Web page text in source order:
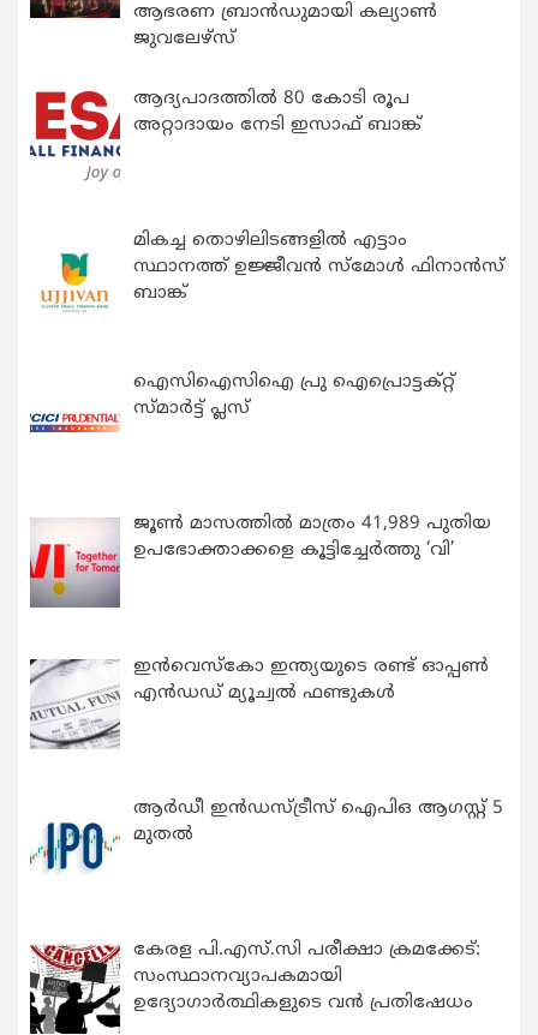
ആഭരണ ബ്രാന്‍ഡുമായി കല്യാണ്‍
ജുവലേഴ്‌സ്
ആദ്യപാദത്തിൽ 80 കോടി രൂപ
അറ്റാദായം നേടി ഇസാഫ് ബാങ്ക്
മികച്ച തൊഴിലിടങ്ങളിൽ എട്ടാം
സ്ഥാനത്ത് ഉജ്ജീവൻ സ്മോൾ ഫിനാൻസ്
ബാങ്ക്
ഐസിഐസിഐ പ്രു ഐപ്രൊട്ടക്റ്റ്
സ്മാർട്ട് പ്ലസ്
ജൂൺ മാസത്തിൽ മാത്രം 41,989 പുതിയ
ഉപഭോക്താക്കളെ കൂട്ടിച്ചേർത്തു ‘വി’
ഇന്‍വെസ്കോ ഇന്ത്യയുടെ രണ്ട് ഓപ്പണ്‍
എന്‍ഡഡ് മ്യൂച്വല്‍ ഫണ്ടുകള്‍
ആർഡീ ഇൻഡസ്ട്രീസ് ഐപിഒ ആഗസ്റ്റ് 5
മുതൽ
കേരള പി.എസ്.സി പരീക്ഷാ ക്രമക്കേട്:
സംസ്ഥാനവ്യാപകമായി
ഉദ്യോഗാര്‍ത്ഥികളുടെ വന്‍ പ്രതിഷേധം